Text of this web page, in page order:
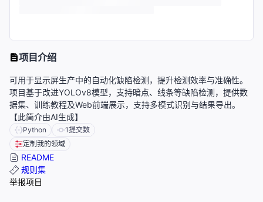
项目介绍
可用于显示屏生产中的自动化缺陷检测，提升检测效率与准确性。
项目基于改进YOLOv8模型，支持暗点、线条等缺陷检测，提供数
据集、训练教程及Web前端展示，支持多模式识别与结果导出。
【此简介由AI生成】
Python 1提交数
定制我的领域
README
规则集
举报项目